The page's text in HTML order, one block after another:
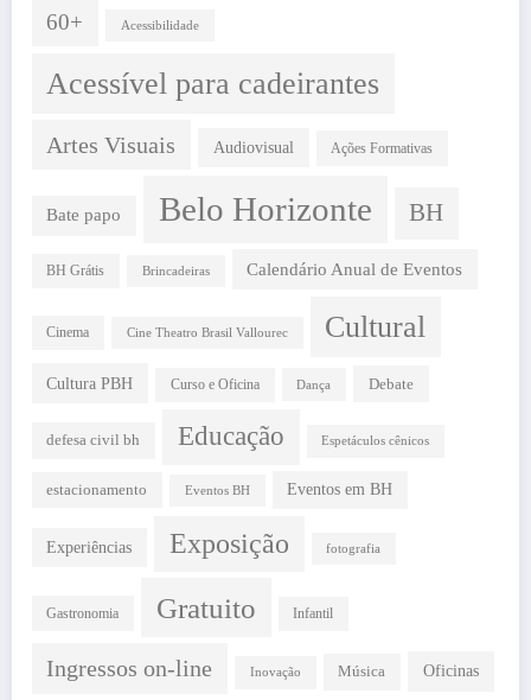
60+ Acessibilidade
Acessível para cadeirantes
Artes Visuais Audiovisual Ações Formativas
Bate papo Belo Horizonte BH
BH Grátis Brincadeiras Calendário Anual de Eventos
Cinema Cine Theatro Brasil Vallourec Cultural
Cultura PBH Curso e Oficina Dança Debate
defesa civil bh Educação Espetáculos cênicos
estacionamento Eventos BH Eventos em BH
Experiências Exposição fotografia
Gastronomia Gratuito Infantil
Ingressos on-line Inovação Música Oficinas